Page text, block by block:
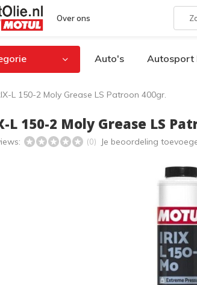
Over ons
Auto's Autosport
L 150-2 Moly Grease LS Patroon 400gr.
150-2 Moly Grease LS
(0) Je beoordeling